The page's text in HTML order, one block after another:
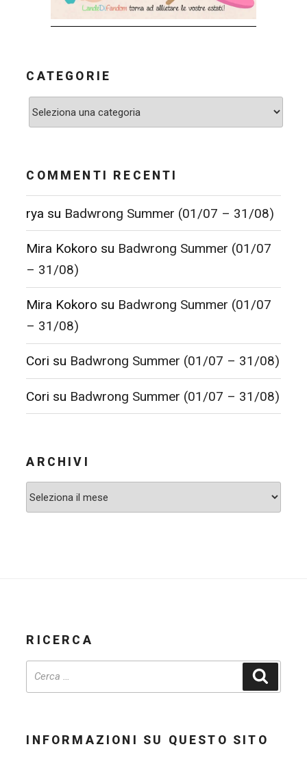
CATEGORIE
Categorie
COMMENTI RECENTI
rya su Badwrong Summer (01/07 – 31/08)
Mira Kokoro su Badwrong Summer (01/07
– 31/08)
Mira Kokoro su Badwrong Summer (01/07
– 31/08)
Cori su Badwrong Summer (01/07 – 31/08)
Cori su Badwrong Summer (01/07 – 31/08)
ARCHIVI
Archivi
RICERCA
INFORMAZIONI SU QUESTO SITO